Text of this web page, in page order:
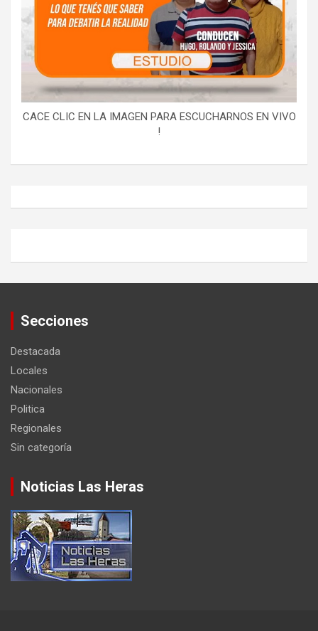
CACE CLIC EN LA IMAGEN PARA ESCUCHARNOS EN VIVO
!
Secciones
Destacada
Locales
Nacionales
Politica
Regionales
Sin categoría
Noticias Las Heras